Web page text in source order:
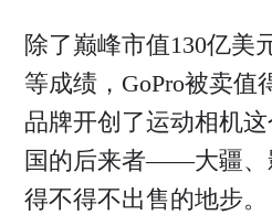
除了巅峰市值130亿美
等成绩，GoPro被卖值
品牌开创了运动相机
国的后来者——大疆、
得不得不出售的地步。